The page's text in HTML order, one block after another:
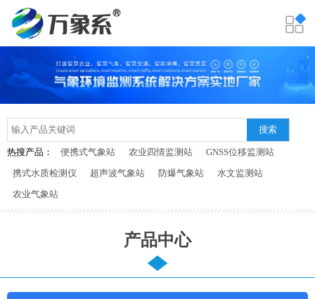
搜索
热搜产品： 便携式气象站 农业四情监测站
GNSS位移监测站
携式水质检测仪
超声波气象站 防爆气象站
水文监测站
农业气象站
产品中心